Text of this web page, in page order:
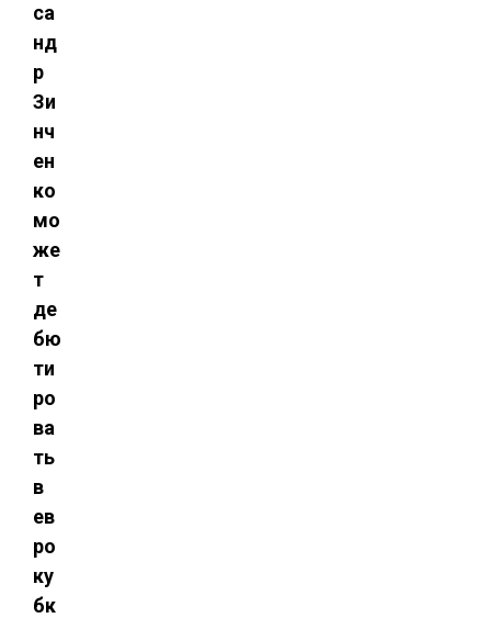
са
нд
р
Зи
нч
ен
ко
мо
же
т
де
бю
ти
ро
ва
ть
в
ев
ро
ку
бк